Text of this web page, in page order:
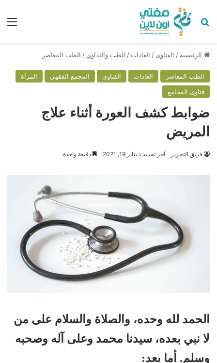
بحث عن
الرئيسية / الفتاوى / العادات / الطب والتداوي / الطب المعاصر
الطب المعاصر العادات الفتاوى المجمع الفقهي
المرأة
فتاوى المجامع
ضوابط كشف العورة أثناء علاج
المريض
فريق التحرير آخر تحديث: يناير 19, 2021 دقيقة واحدة
الحمد لله وحده، والصلاة والسلام على من
لا نبي بعده، سيدنا محمد وعلى آله وصحبه
وسلم. أما بعد: